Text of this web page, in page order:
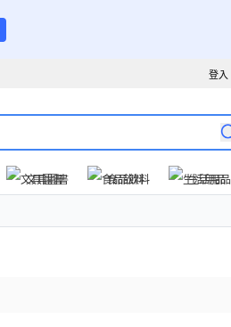
登入
文具圖書 食品飲料 生活用品